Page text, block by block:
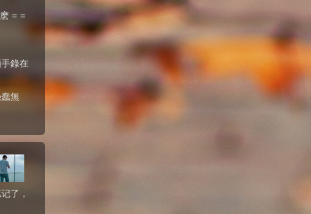
= =
錄在
無
了，